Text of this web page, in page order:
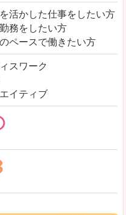
を活かした仕事をしたい方
勤務をしたい方
のペースで働きたい方
スワーク
イティブ